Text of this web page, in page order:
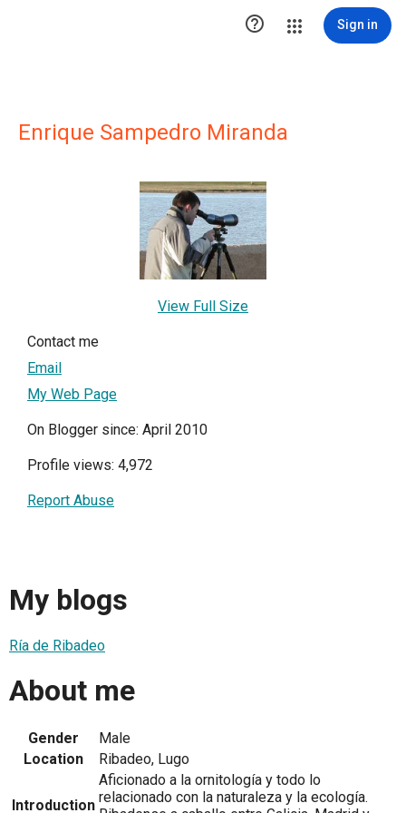
 Sign in
Enrique Sampedro Miranda
View Full Size
Contact me
Email
My Web Page
On Blogger since: April 2010
Profile views: 4,972
Report Abuse
My blogs
Ría de Ribadeo
About me
Gender
Male
Location
Ribadeo, Lugo
Introduction
Aficionado a la ornitología y todo lo
relacionado con la naturaleza y la ecología.